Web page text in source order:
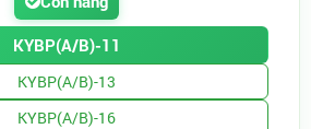
KYBP(A/B)-11
KYBP(A/B)-13
KYBP(A/B)-16